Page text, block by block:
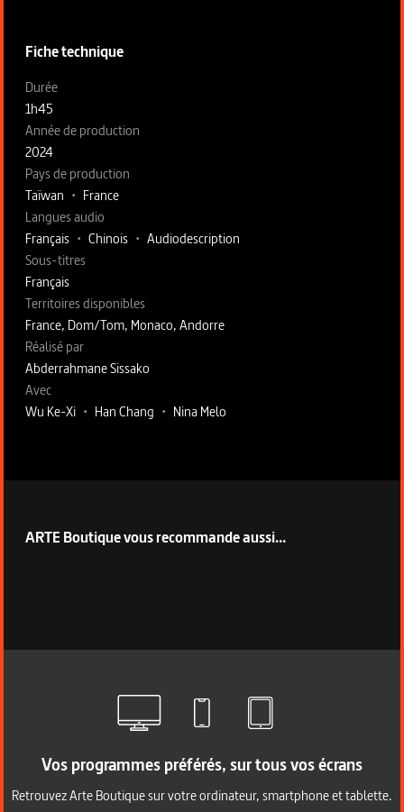
Fiche technique
Fiche technique section gauche
Durée
1h45
Année de production
2024
Pays de production
Taïwan • France
Langues audio
Français • Chinois • Audiodescription
Sous-titres
Français
Territoires disponibles
France, Dom/Tom, Monaco, Andorre
Fiche technique section droite
Réalisé par
Abderrahmane Sissako
Avec
Wu Ke-Xi • Han Chang • Nina Melo
ARTE Boutique vous recommande aussi...
Vos programmes préférés, sur tous vos écrans
Retrouvez Arte Boutique sur votre ordinateur, smartphone et tablette.